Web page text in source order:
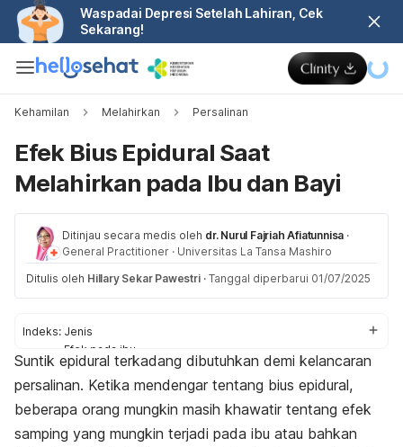
Waspadai Depresi Setelah Lahiran, Cek
Sekarang!
Kehamilan Melahirkan Persalinan
Efek Bius Epidural Saat
Melahirkan pada Ibu dan Bayi
Ditinjau secara medis oleh dr. Nurul Fajriah Afiatunnisa ·
General Practitioner · Universitas La Tansa Mashiro
Ditulis oleh Hillary Sekar Pawestri · Tanggal diperbarui 01/07/2025
Indeks: Jenis
Efek pada ibu
Efek pada bayi
Suntik epidural terkadang dibutuhkan demi kelancaran
persalinan. Ketika mendengar tentang bius epidural,
beberapa orang mungkin masih khawatir tentang efek
samping yang mungkin terjadi pada ibu atau bahkan